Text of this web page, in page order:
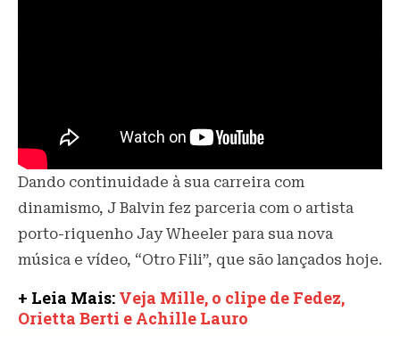
Dando continuidade à sua carreira com
dinamismo, J Balvin fez parceria com o artista
porto-riquenho Jay Wheeler para sua nova
música e vídeo, “Otro Fili”, que são lançados hoje.
+ Leia Mais: Veja Mille, o clipe de Fedez,
Orietta Berti e Achille Lauro